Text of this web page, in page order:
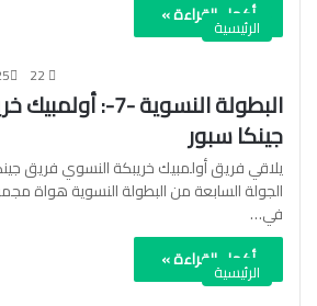
أكمل القراءة »
الرئيسية
البطولة النسوية -7-:
جينكا سبور
يلاقي فريق أولمبيك خريبكة النسوي فريق
الجولة السابعة من البطولة النسوية هواة
في…
أكمل القراءة »
الرئيسية